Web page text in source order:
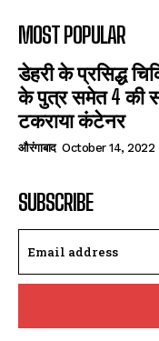
MOST POPULAR
डेहरी के प्रसिद्ध
के पुत्र समेत 4 की
टकराया कंटेनर
औरंगाबाद October 14, 2022
SUBSCRIBE